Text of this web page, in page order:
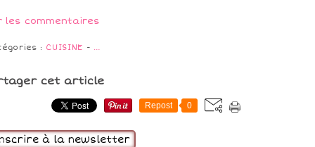
les commentaires
: CUISINE - …
cet article
Repost 0
à la newsletter